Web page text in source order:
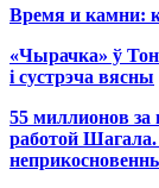
Время и камни:
«Чырачка» ў
і сустрэча вясны
55 миллионов за
работой